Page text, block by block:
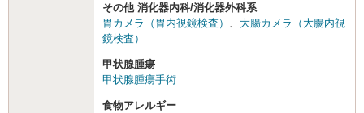
その他 消化器内科/消化器外科系
胃カメラ（胃内視鏡検査）
大腸カメラ（大腸内視
鏡検査）
甲状腺腫瘍
甲状腺腫瘍手術
食物アレルギー